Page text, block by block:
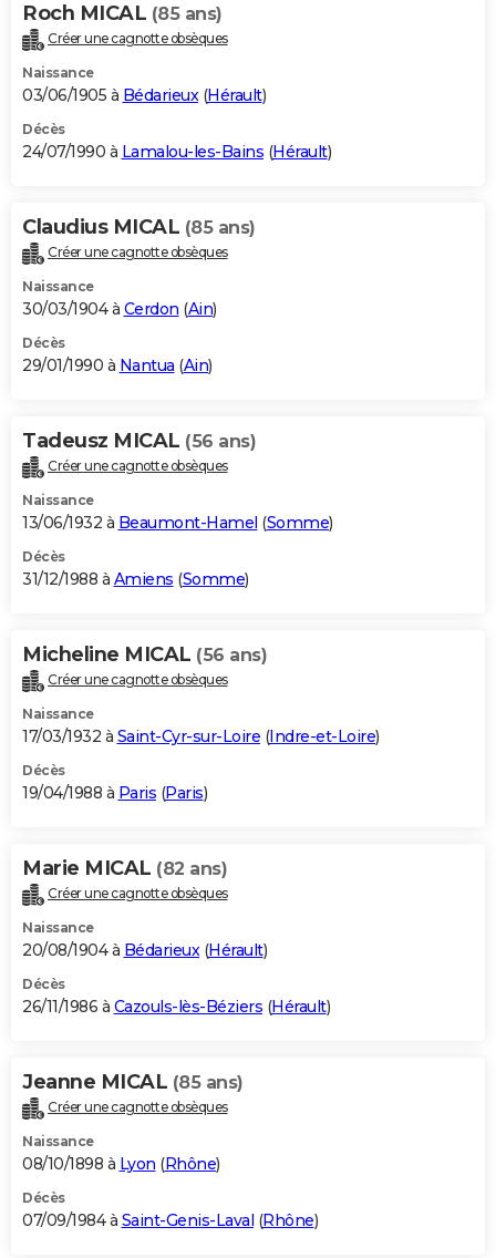
Roch MICAL (85 ans)
Créer une cagnotte obsèques
Naissance
03/06/1905 à Bédarieux(Hérault)
Décès
24/07/1990 à Lamalou-les-Bains (Hérault)
Claudius MICAL (85 ans)
Créer une cagnotte obsèques
Naissance
30/03/1904 à Cerdon (Ain)
Décès
29/01/1990 à Nantua (Ain)
Tadeusz MICAL (56 ans)
Créer une cagnotte obsèques
Naissance
13/06/1932 à Beaumont-Hamel (Somme)
Décès
31/12/1988 à Amiens (Somme)
Micheline MICAL (56 ans)
Créer une cagnotte obsèques
Naissance
17/03/1932 à Saint-Cyr-sur-Loire (Indre-et-Loire)
Décès
19/04/1988 à Paris (Paris)
Marie MICAL (82 ans)
Créer une cagnotte obsèques
Naissance
20/08/1904 à Bédarieux(Hérault)
Décès
26/11/1986 à Cazouls-lès-Béziers (Hérault)
Jeanne MICAL (85 ans)
Créer une cagnotte obsèques
Naissance
08/10/1898 à Lyon (Rhône)
Décès
07/09/1984 à Saint-Genis-Laval (Rhône)